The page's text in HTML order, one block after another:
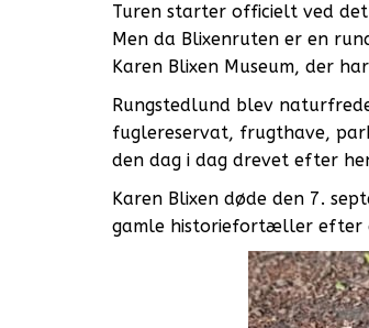
Turen starter officielt ved
Men da Blixenruten er en
Karen Blixen Museum, der
Rungstedlund blev
fuglereservat, frugthave,
den dag i dag drevet efter
Karen Blixen døde den 7.
gamle historiefortæller efter